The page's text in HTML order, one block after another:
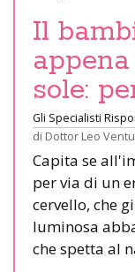
Il
sole:
Gli Specialisti
di Dottor Leo
Capita se
per via di un
cervello, che
luminosa
che spetta al